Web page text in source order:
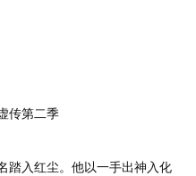
传第二季
入红尘。他以一手出神入化